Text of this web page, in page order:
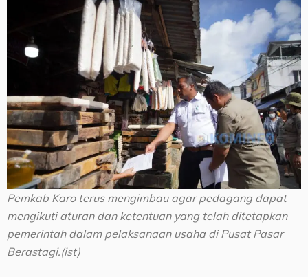
Pemkab Karo terus mengimbau agar pedagang dapat
mengikuti aturan dan ketentuan yang telah ditetapkan
pemerintah dalam pelaksanaan usaha di Pusat Pasar
Berastagi.(ist)